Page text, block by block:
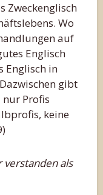
Zweckenglisch
Wo
auf
Englisch
Englisch in
gibt
nur Profis
keine
verstanden als